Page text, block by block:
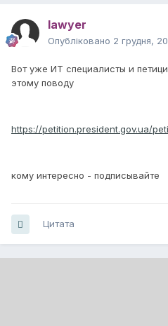
lawyer
Опубліковано 2 грудня,
Вот уже ИТ специалисты и
этому поводу
https://petition.president.gov.ua/
кому интересно - подписывайте
Цитата